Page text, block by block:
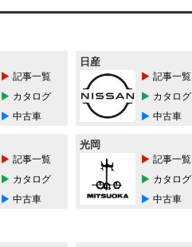
記事一覧
カタログ
中古車
日産
記事一覧
カタログ
中古車
記事一覧
カタログ
中古車
光岡
記事一覧
カタログ
中古車